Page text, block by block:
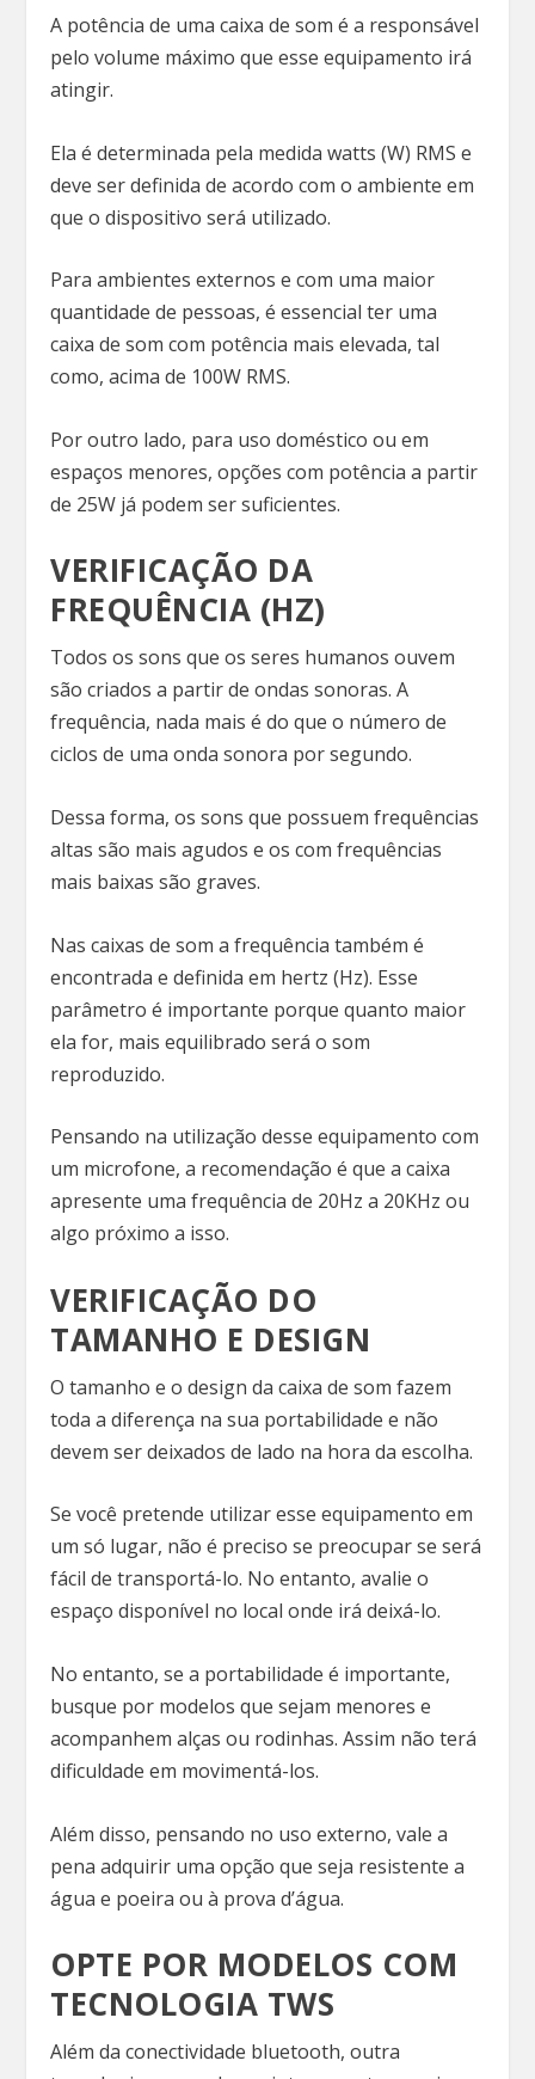
A potência de uma caixa de som é a responsável
pelo volume máximo que esse equipamento irá
atingir.
Ela é determinada pela medida watts (W) RMS e
deve ser definida de acordo com o ambiente em
que o dispositivo será utilizado.
Para ambientes externos e com uma maior
quantidade de pessoas, é essencial ter uma
caixa de som com potência mais elevada, tal
como, acima de 100W RMS.
Por outro lado, para uso doméstico ou em
espaços menores, opções com potência a partir
de 25W já podem ser suficientes.
VERIFICAÇÃO DA
FREQUÊNCIA (HZ)
Todos os sons que os seres humanos ouvem
são criados a partir de ondas sonoras. A
frequência, nada mais é do que o número de
ciclos de uma onda sonora por segundo.
Dessa forma, os sons que possuem frequências
altas são mais agudos e os com frequências
mais baixas são graves.
Nas caixas de som a frequência também é
encontrada e definida em hertz (Hz). Esse
parâmetro é importante porque quanto maior
ela for, mais equilibrado será o som
reproduzido.
Pensando na utilização desse equipamento com
um microfone, a recomendação é que a caixa
apresente uma frequência de 20Hz a 20KHz ou
algo próximo a isso.
VERIFICAÇÃO DO
TAMANHO E DESIGN
O tamanho e o design da caixa de som fazem
toda a diferença na sua portabilidade e não
devem ser deixados de lado na hora da escolha.
Se você pretende utilizar esse equipamento em
um só lugar, não é preciso se preocupar se será
fácil de transportá-lo. No entanto, avalie o
espaço disponível no local onde irá deixá-lo.
No entanto, se a portabilidade é importante,
busque por modelos que sejam menores e
acompanhem alças ou rodinhas. Assim não terá
dificuldade em movimentá-los.
Além disso, pensando no uso externo, vale a
pena adquirir uma opção que seja resistente a
água e poeira ou à prova d’água.
OPTE POR MODELOS COM
TECNOLOGIA TWS
Além da conectividade bluetooth, outra